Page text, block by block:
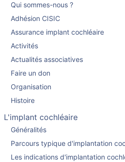
Qui sommes-nous ?
Adhésion CISIC
Assurance implant cochléaire
Activités
Actualités associatives
Faire un don
Organisation
Histoire
L'implant cochléaire
Généralités
Parcours typique d'implantation
Les indications d'implantation